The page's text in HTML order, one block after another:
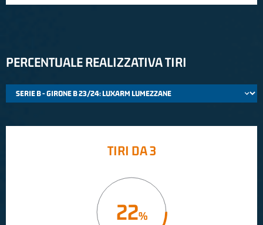
PERCENTUALE REALIZZATIVA TIRI
TIRI DA 3
22